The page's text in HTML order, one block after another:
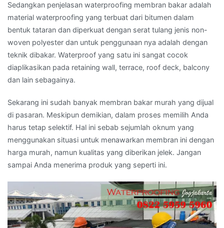
Sedangkan penjelasan waterproofing membran bakar adalah
material waterproofing yang terbuat dari bitumen dalam
bentuk tataran dan diperkuat dengan serat tulang jenis non-
woven polyester dan untuk penggunaan nya adalah dengan
teknik dibakar. Waterproof yang satu ini sangat cocok
diaplikasikan pada retaining wall, terrace, roof deck, balcony
dan lain sebagainya.
Sekarang ini sudah banyak membran bakar murah yang dijual
di pasaran. Meskipun demikian, dalam proses memilih Anda
harus tetap selektif. Hal ini sebab sejumlah oknum yang
menggunakan situasi untuk menawarkan membran ini dengan
harga murah, namun kualitas yang diberikan jelek. Jangan
sampai Anda menerima produk yang seperti ini.